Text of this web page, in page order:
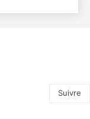
Suivre